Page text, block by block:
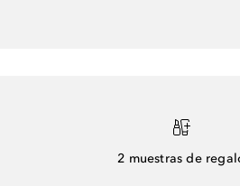
2 muestras de